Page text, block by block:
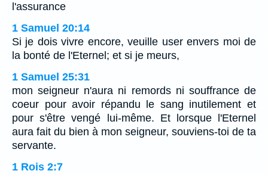
l'assurance
1 Samuel 20:14
Si je dois vivre encore, veuille user envers moi de
la bonté de l'Eternel; et si je meurs,
1 Samuel 25:31
mon seigneur n'aura ni remords ni souffrance de
coeur pour avoir répandu le sang inutilement et
pour s'être vengé lui-même. Et lorsque l'Eternel
aura fait du bien à mon seigneur, souviens-toi de ta
servante.
1 Rois 2:7